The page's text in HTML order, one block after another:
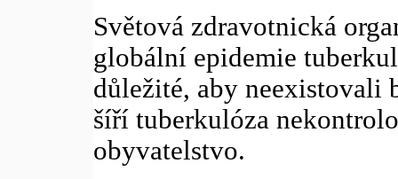
Světová zdravotnická
globální epidemie
důležité, aby neexistovali
šíří tuberkulóza
obyvatelstvo.